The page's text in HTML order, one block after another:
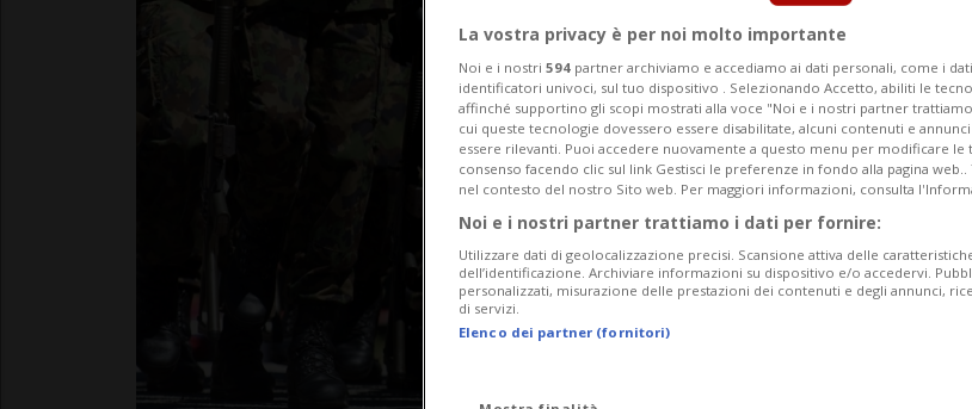
La vostra privacy è per noi molto importante
Noi e i nostri 594 partner archiviamo e accediamo ai dati personali, come i
identificatori univoci, sul tuo dispositivo . Selezionando Accetto, abiliti le
affinché supportino gli scopi mostrati alla voce "Noi e i nostri partner
cui queste tecnologie dovessero essere disabilitate, alcuni contenuti e
essere rilevanti. Puoi accedere nuovamente a questo menu per modificare
consenso facendo clic sul link Gestisci le preferenze in fondo alla pagina
nel contesto del nostro Sito web. Per maggiori informazioni, consulta
Noi e i nostri partner trattiamo i dati per fornire:
Utilizzare dati di geolocalizzazione precisi. Scansione attiva delle
dell’identificazione. Archiviare informazioni su dispositivo e/o accedervi.
personalizzati, misurazione delle prestazioni dei contenuti e degli annunci,
di servizi.
Elenco dei partner (fornitori)